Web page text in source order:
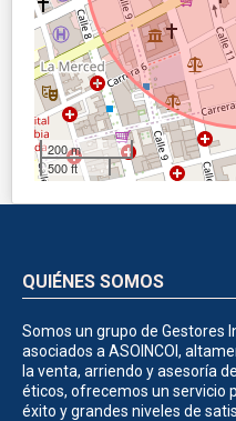
200 m
500 ft
QUIÉNES SOMOS
Somos un grupo de Gestores
asociados a ASOINCOI,
la venta, arriendo y asesoría
éticos, ofrecemos un servicio
éxito y grandes niveles de